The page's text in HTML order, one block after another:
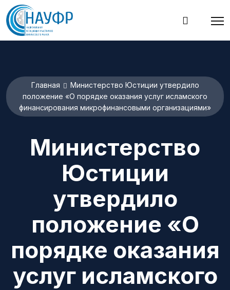
Главная
Министерство Юстиции утвердило
положение «О порядке оказания услуг исламского
финансирования микрофинансовыми организациями»
Министерство
Юстиции
утвердило
положение «О
порядке оказания
услуг исламского